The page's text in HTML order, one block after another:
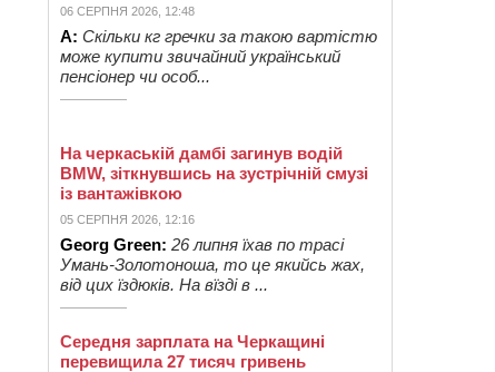
06 СЕРПНЯ 2026, 12:48
А: Скільки кг гречки за такою вартістю
може купити звичайний український
пенсіонер чи особ...
На черкаській дамбі загинув водій
BMW, зіткнувшись на зустрічній смузі
із вантажівкою
05 СЕРПНЯ 2026, 12:16
Georg Green: 26 липня їхав по трасі
Умань-Золотоноша, то це якийсь жах,
від цих їздюків. На вїзді в ...
Середня зарплата на Черкащині
перевищила 27 тисяч гривень